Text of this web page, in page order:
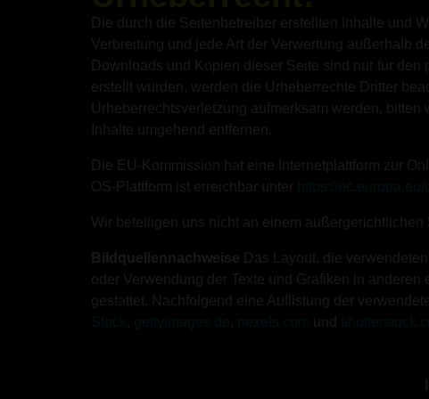
Die durch die Seitenbetreiber erstellten Inhalte und
Verbreitung und jede Art der Verwertung außerhalb
Downloads und Kopien dieser Seite sind nur für
erstellt wurden, werden die Urheberrechte Dritter
Urheberrechtsverletzung aufmerksam werden,
Inhalte umgehend entfernen.
Die EU-Kommission hat eine Internetplattform zur
OS-Plattform ist erreichbar unter
Wir beteiligen uns nicht an einem außergerichtlichen
Bildquellennachweise Das Layout, die
oder Verwendung der Texte und Grafiken in
gestattet. Nachfolgend eine Auflistung der
, , und